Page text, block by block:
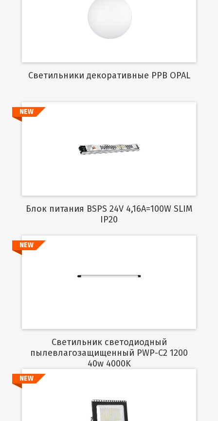
Cветильники декоративные PPB OPAL
Подробнее
NEW
Блок питания BSPS 24V 4,16A=100W SLIM
IP20
NEW
Светильник светодиодный
пылевлагозащищенный PWP-C2 1200
40w 4000K
Подробнее
NEW